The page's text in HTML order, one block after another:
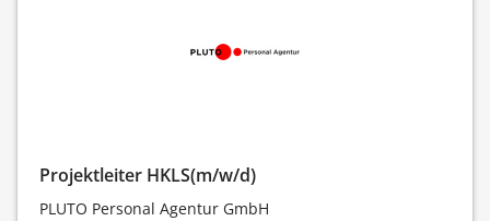
Projektleiter HKLS(m/w/d)
PLUTO Personal Agentur GmbH